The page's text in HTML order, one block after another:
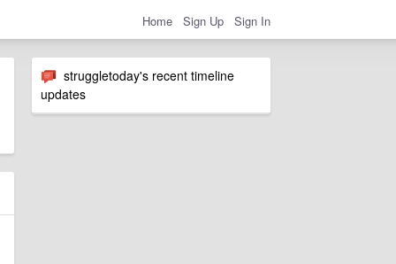
Home Sign Up Sign In
struggletoday's recent timeline
updates